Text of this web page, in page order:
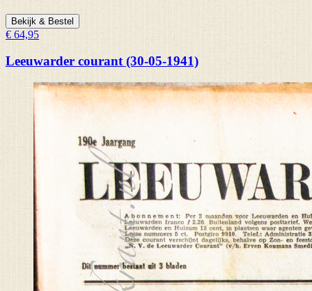
Bekijk & Bestel
€ 64,95
Leeuwarder courant (30-05-1941)